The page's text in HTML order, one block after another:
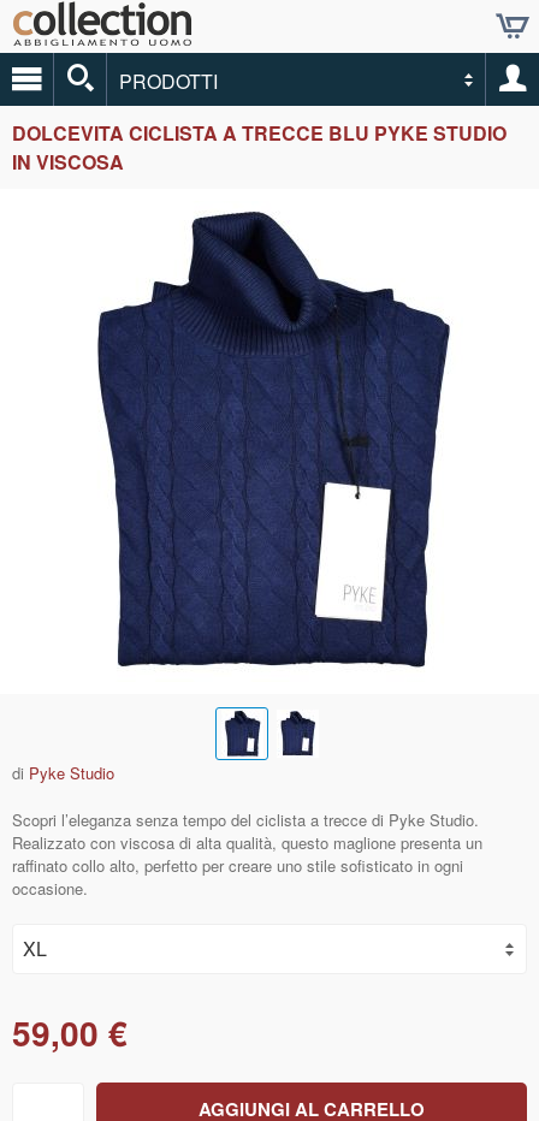
PRODOTTI
DOLCEVITA CICLISTA A TRECCE BLU PYKE STUDIO
IN VISCOSA
di Pyke Studio
Scopri l’eleganza senza tempo del ciclista a trecce di Pyke Studio.
Realizzato con viscosa di alta qualità, questo maglione presenta un
raffinato collo alto, perfetto per creare uno stile sofisticato in ogni
occasione.
59,00 €